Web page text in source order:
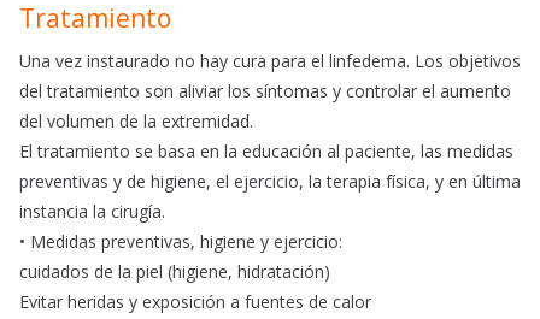
Tratamiento
Una vez instaurado no hay cura para el linfedema. Los objetivos
del tratamiento son aliviar los síntomas y controlar el aumento
del volumen de la extremidad.
El tratamiento se basa en la educación al paciente, las medidas
preventivas y de higiene, el ejercicio, la terapia física, y en última
instancia la cirugía.
• Medidas preventivas, higiene y ejercicio:
cuidados de la piel (higiene, hidratación)
Evitar heridas y exposición a fuentes de calor